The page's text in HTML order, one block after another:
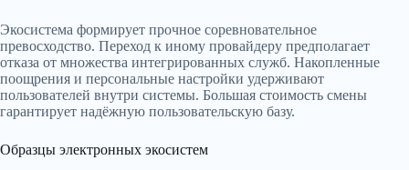
Экосистема формирует прочное соревновательное
превосходство. Переход к иному провайдеру предполагает
отказа от множества интегрированных служб. Накопленные
поощрения и персональные настройки удерживают
пользователей внутри системы. Большая стоимость смены
гарантирует надёжную пользовательскую базу.
Образцы электронных экосистем